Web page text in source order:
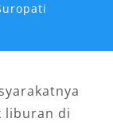
liburan di